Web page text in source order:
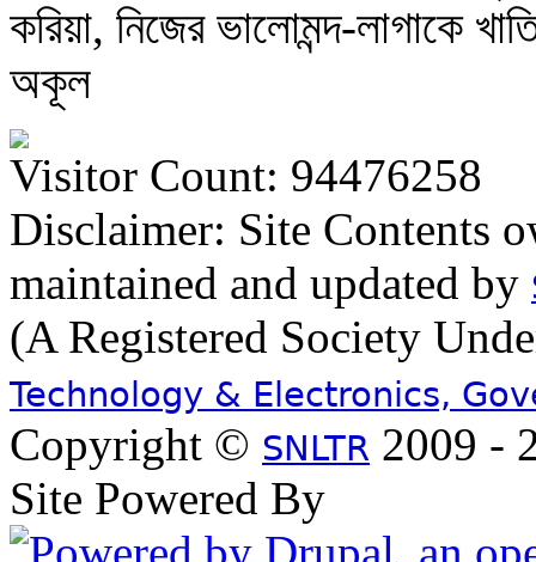
করিয়া, নিজের ভালোমন্দ-লাগাকে
অকূল
Visitor Count: 94476258
Disclaimer: Site Contents
maintained and updated by
(A Registered Society
Technology & Electronics,
Copyright © SNLTR 2009 -
Site Powered By